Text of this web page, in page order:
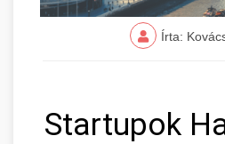
Írta:
Startupok